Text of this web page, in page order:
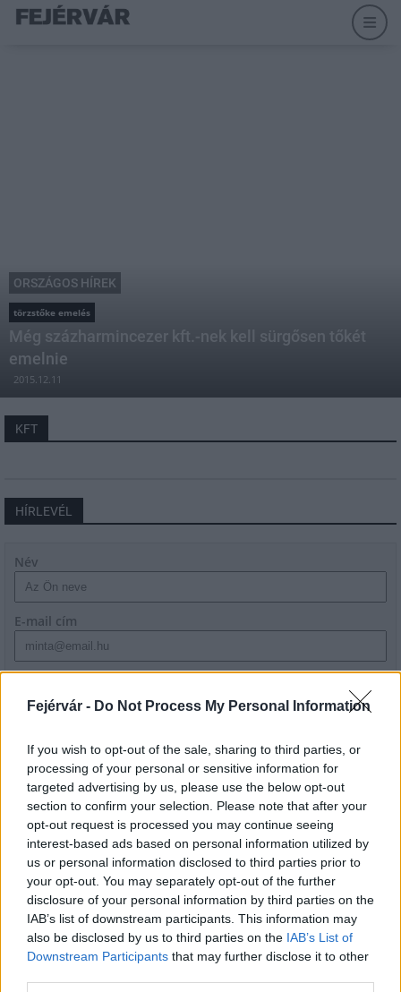
Fejérvár - Do Not Process My Personal Information
If you wish to opt-out of the sale, sharing to third parties, or
processing of your personal or sensitive information for
targeted advertising by us, please use the below opt-out
section to confirm your selection. Please note that after your
opt-out request is processed you may continue seeing
interest-based ads based on personal information utilized by
us or personal information disclosed to third parties prior to
your opt-out. You may separately opt-out of the further
disclosure of your personal information by third parties on the
IAB’s list of downstream participants. This information may
also be disclosed by us to third parties on the IAB’s List of
Downstream Participants that may further disclose it to other
ORSZÁGOS HÍREK
törzstőke emelés
Még százharmincezer kft.-nek kell sürgősen tőkét
emelnie
2015.12.11
KFT
HÍRLEVÉL
Név
E-mail cím
szabályzatot!
LEGFRISSEBB
Országos hírek
Megérkezett az eső a Duna vízgyűjtőjére
Aktuális
Paks II.: Mit jelent az 5. blokk új